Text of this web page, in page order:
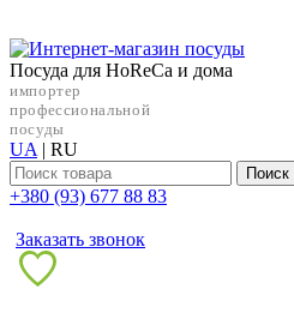
Посуда для HoReCa и дома
импортер
профессиональной
посуды
UA | RU
Поиск
+38‎0 (93) 677 88 83
Заказать звонок